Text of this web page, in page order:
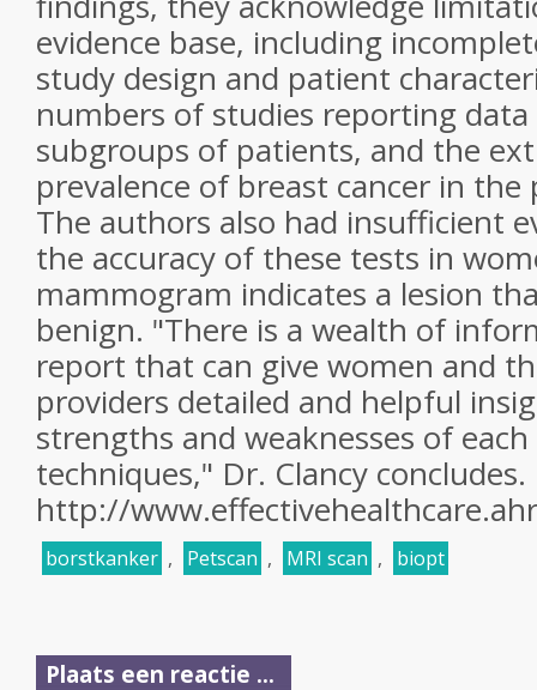
evidence base, including
study design and patient
numbers of studies reporting
subgroups of patients, and the
prevalence of breast cancer in
The authors also had insufficient
the accuracy of these tests in
mammogram indicates a lesion
benign. "There is a wealth of
report that can give women and
providers detailed and helpful
strengths and weaknesses of
techniques," Dr. Clancy concludes.
http://
borstkanker , Petscan , MRI scan , biopt
Plaats een reactie ...